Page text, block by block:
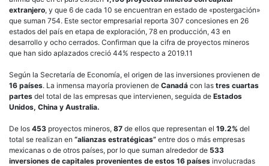
extranjero, y que 6 de cada 10 se encuentran en estado de «postergación»
que suman 754. Este sector empresarial reporta 307 concesiones en 26
estados del país en etapa de exploración, 78 en producción, 43 en
desarrollo y ocho cerrados. Confirman que la cifra de proyectos mineros
que han sido aplazados creció 44% respecto a 2019.11
Según la Secretaría de Economía, el origen de las inversiones provienen de
16 países. La inmensa mayoría provienen de Canadá con las tres cuartas
partes del total de las empresas que intervienen, seguida de Estados
Unidos, China y Australia.
De los 453 proyectos mineros, 87 de ellos que representan el 19.2% del
total se realizan en “alianzas estratégicas” entre dos o más empresas
mexicanas o de otros países, por lo que suman alrededor de 533
inversiones de capitales provenientes de estos 16 países involucradas